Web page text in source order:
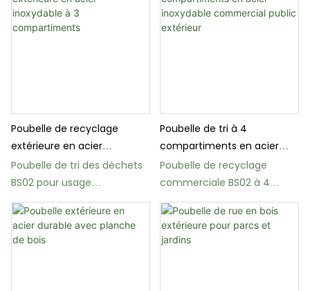
Poubelle de recyclage
extérieure en acier
inoxydable à 3
compartiments
Poubelle de tri des déchets
BS02 pour usage
commercial extérieur, à 3
flux
Poubelle de tri à 4
compartiments en acier
inoxydable commercial
public extérieur
Poubelle de recyclage
commerciale BS02 à 4
compartiments en acier
inoxydable